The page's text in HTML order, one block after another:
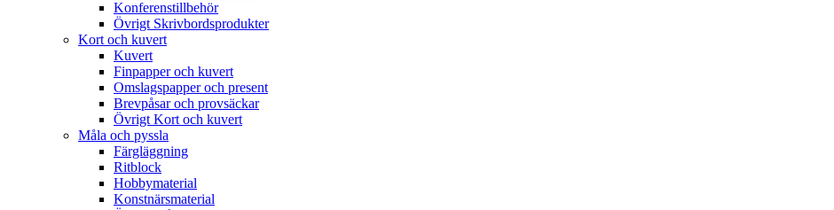
Konferenstillbehör
Övrigt Skrivbordsprodukter
Kort och kuvert
Kuvert
Finpapper och kuvert
Omslagspapper och present
Brevpåsar och provsäckar
Övrigt Kort och kuvert
Måla och pyssla
Färgläggning
Ritblock
Hobbymaterial
Konstnärsmaterial